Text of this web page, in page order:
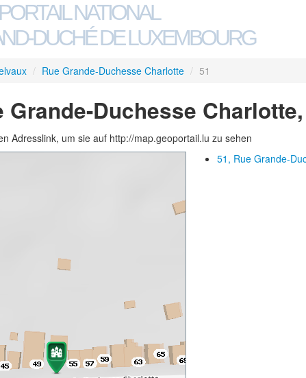
NATIONAL
DUCHÉ DE LUXEMBOURG
/ Rue Grande-Duchesse Charlotte / 51
Grande-Duchesse
Adresslink, um sie auf http://map.geoportail.lu zu sehen
51, Rue Grande-